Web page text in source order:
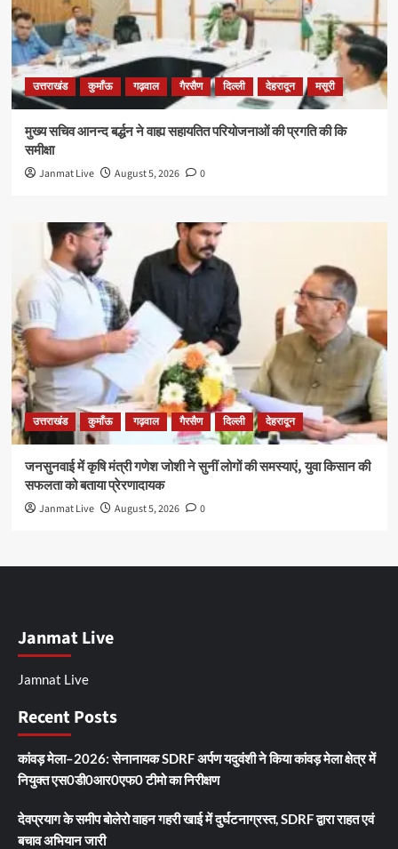
उत्तराखंड कुमाँऊ गढ़वाल गैरसैण दिल्ली देहरादून मसूरी
मुख्य सचिव आनन्द बर्द्धन ने वाह्य सहायतित परियोजनाओं की प्रगति की कि
समीक्षा
Janmat Live August 5, 2026 0
उत्तराखंड कुमाँऊ गढ़वाल गैरसैण दिल्ली देहरादून
जनसुनवाई में कृषि मंत्री गणेश जोशी ने सुनीं लोगों की समस्याएं, युवा किसान की
सफलता को बताया प्रेरणादायक
Janmat Live August 5, 2026 0
Janmat Live
Jamnat Live
Recent Posts
कांवड़ मेला–2026: सेनानायक SDRF अर्पण यदुवंशी ने किया कांवड़ मेला क्षेत्र में
नियुक्त एस0डी0आर0एफ0 टीमो का निरीक्षण
देवप्रयाग के समीप बोलेरो वाहन गहरी खाई में दुर्घटनाग्रस्त, SDRF द्वारा राहत एवं
बचाव अभियान जारी